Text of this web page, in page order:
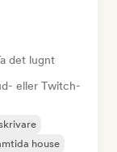
det lugnt
eller Twitch-
house